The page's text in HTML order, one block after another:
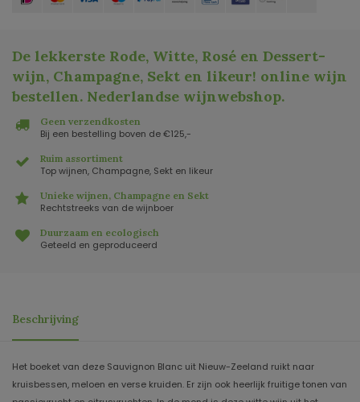
De lekkerste Rode, Witte, Rosé en Dessert-
wijn, Champagne, Sekt en likeur! online wijn
bestellen. Nederlandse wijnwebshop.
Geen verzendkosten
Bij een bestelling boven de €125,-
Ruim assortiment
Top wijnen, Champagne, Sekt en likeur
Unieke wijnen, Champagne en Sekt
Rechtstreeks van de wijnboer
Duurzaam en ecologisch
Geteeld en geproduceerd
Beschrijving
Het boeket van deze Sauvignon Blanc uit Nieuw-Zeeland ruikt naar
kruisbessen, meloen en verse kruiden. Er zijn ook heerlijk fruitige tonen van